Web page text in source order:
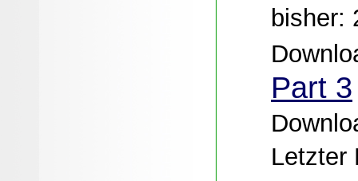
bisher:
Part 3
Letzter